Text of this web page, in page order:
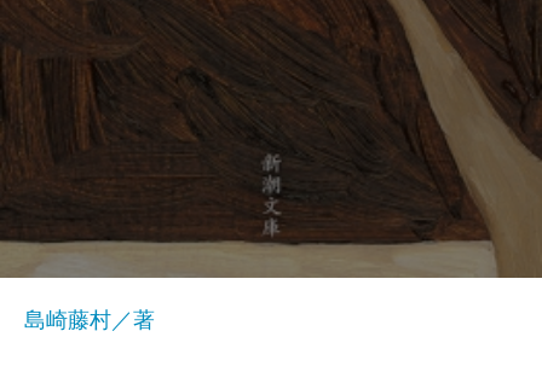
島崎藤村／著